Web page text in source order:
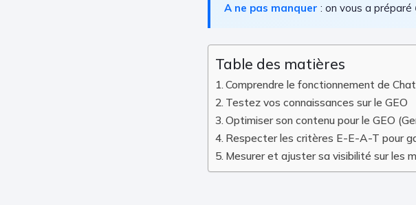
A ne pas manquer : on vous a préparé
Table des matières
Comprendre le fonctionnement de
Testez vos connaissances sur le GEO
Optimiser son contenu pour le GEO
Respecter les critères E-E-A-T pour
Mesurer et ajuster sa visibilité sur les